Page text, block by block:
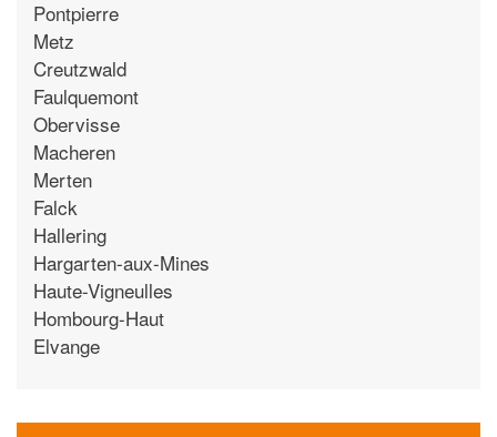
Pontpierre
Metz
Creutzwald
Faulquemont
Obervisse
Macheren
Merten
Falck
Hallering
Hargarten-aux-Mines
Haute-Vigneulles
Hombourg-Haut
Elvange